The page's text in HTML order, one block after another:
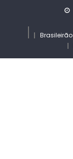
Brasileirão